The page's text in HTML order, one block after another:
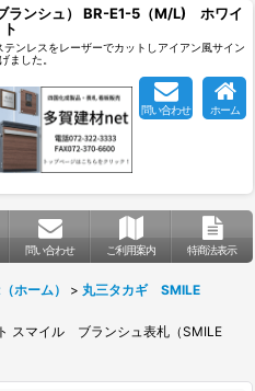
ンシュ） BR-E1-5（M/L) ホワイ
ト
テンレスをレーザーでカットしアイアン風サイン
ました。
問い合わせ ホーム
問い合わせ ご利用案内 特商法表示
ホーム） > 丸三タカギ SMILE
スマイル ブランシュ表札（SMILE